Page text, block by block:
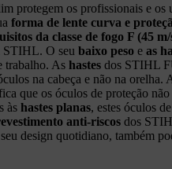
protegem os profissionais e os
forma de lente curva e
da classe de fogo F (45 m/
STIHL. O seu baixo peso e as
trabalho. As hastes dos STIHL
na cabeça e não na orelha.
que os óculos de proteção
às hastes planas, estes óculos
anti-riscos dos
design quotidiano, também